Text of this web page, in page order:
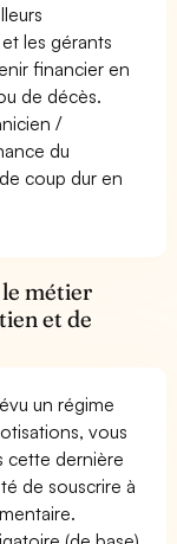
les gérants
financier en
de décès.
/
du
coup dur en
métier
et de
un régime
vous
cette dernière
de souscrire à